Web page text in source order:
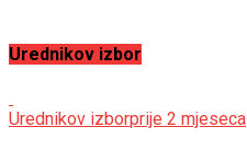
Urednikov izbor
Urednikov izborprije 2 mjeseca